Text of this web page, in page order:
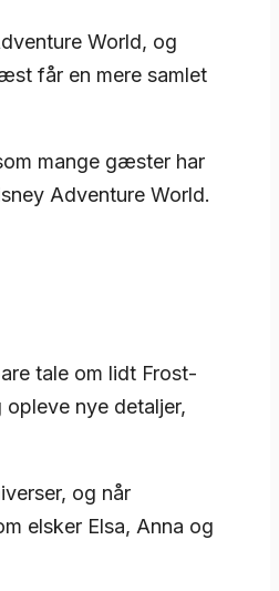
World, og
får en mere samlet
mange gæster har
Adventure World.
tale om lidt Frost-
nye detaljer,
og når
elsker Elsa, Anna og